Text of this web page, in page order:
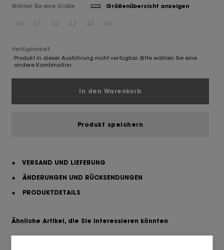
Wählen Sie eine Größe Größenübersicht anzeigen
Verfügbarkeit:
Produkt in dieser Ausführung nicht verfügbar. Bitte wählen Sie eine
andere Kombination.
In den Warenkorb
Produkt speichern
+
VERSAND UND LIEFERUNG
+
ÄNDERUNGEN UND RÜCKSENDUNGEN
+
PRODUKTDETAILS
Ähnliche Artikel, die Sie interessieren könnten